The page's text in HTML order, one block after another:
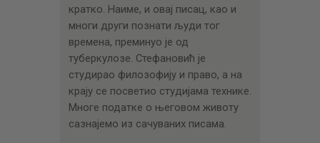
кратко. Наиме, и овај писац, као и
многи други познати људи тог
времена, преминуо је од
туберкулозе. Стефановић је
студирао филозофију и право, а на
крају се посветио студијама технике.
Многе податке о његовом животу
сазнајемо из сачуваних писама.